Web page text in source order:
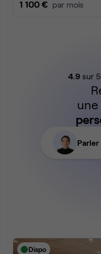
1 100 € par mois
4.9sur 5
une
Dispo